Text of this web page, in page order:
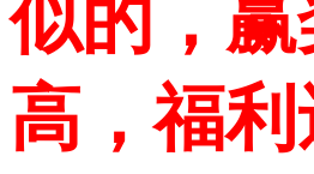
似的，
高，福利